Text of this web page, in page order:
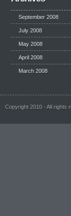
September 2008
July 2008
May 2008
April 2008
March 2008
Copyright 2010 - All rights